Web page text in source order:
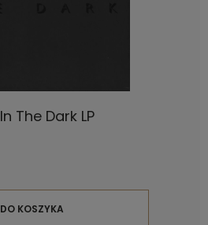
The Dark LP
DO KOSZYKA